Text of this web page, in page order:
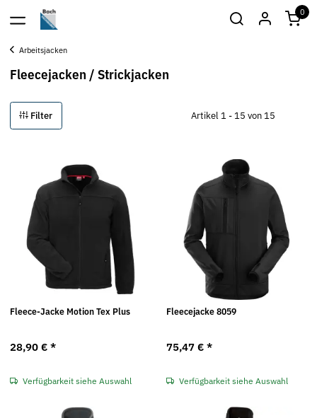
0
Arbeitsjacken
Fleecejacken / Strickjacken
Filter Artikel 1 - 15 von 15
Fleece-Jacke Motion Tex Plus
28,90 € *
Verfügbarkeit siehe Auswahl
Fleecejacke 8059
75,47 € *
Verfügbarkeit siehe Auswahl